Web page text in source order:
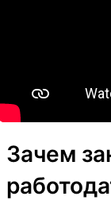
Зачем